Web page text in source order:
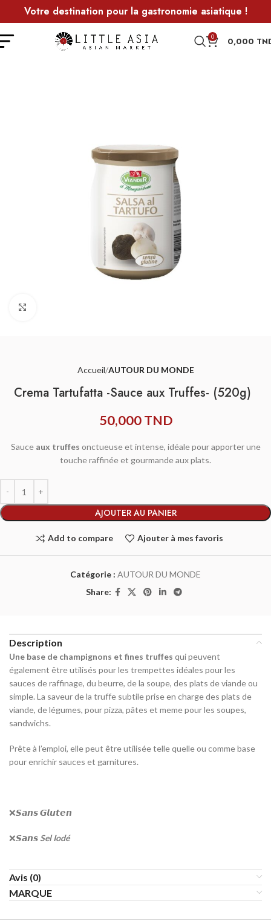
Votre destination pour la gastronomie asiatique !
0 0,000
Accueil AUTOUR DU MONDE
Crema Tartufatta -Sauce aux Truffes- (520g)
50,000TND
Sauce aux truffes onctueuse et intense, idéale pour apporter une
touche raffinée et gourmande aux plats.
AJOUTER AU PANIER
Add to compare Ajouter à mes favoris
Catégorie : AUTOUR DU MONDE
Share:
Description
Une base de champignons et fines truffes qui peuvent
également être utilisés pour les trempettes idéales pour les
sauces de raffinage, du beurre, de la soupe, des plats de viande ou
simple. La saveur de la truffe subtile prise en charge des plats de
viande, de légumes, pour pizza, pâtes et meme pour les soupes,
sandwichs.
Prête à l’emploi, elle peut être utilisée telle quelle ou comme base
pour enrichir sauces et garnitures.
❌𝙎𝙖𝙣𝙨 𝙂𝙡𝙪𝙩𝙚𝙣
❌𝙎𝙖𝙣𝙨Sel Iodé
Avis (0)
MARQUE